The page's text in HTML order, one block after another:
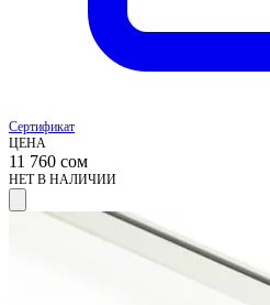
Сертификат
ЦЕНА
11 760 сом
НЕТ В НАЛИЧИИ